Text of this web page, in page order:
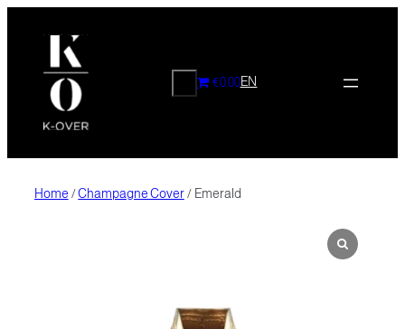
CERCA€0.00EN
Home /Champagne Cover/ Emerald